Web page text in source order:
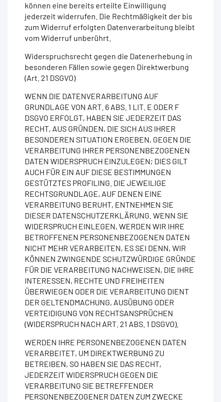
können eine bereits erteilte Einwilligung
jederzeit widerrufen. Die Rechtmäßigkeit der bis
zum Widerruf erfolgten Datenverarbeitung bleibt
vom Widerruf unberührt.
Widerspruchsrecht gegen die Datenerhebung in
besonderen Fällen sowie gegen Direktwerbung
(Art. 21 DSGVO)
WENN DIE DATENVERARBEITUNG AUF
GRUNDLAGE VON ART. 6 ABS. 1 LIT. E ODER F
DSGVO ERFOLGT, HABEN SIE JEDERZEIT DAS
RECHT, AUS GRÜNDEN, DIE SICH AUS IHRER
BESONDEREN SITUATION ERGEBEN, GEGEN DIE
VERARBEITUNG IHRER PERSONENBEZOGENEN
DATEN WIDERSPRUCH EINZULEGEN; DIES GILT
AUCH FÜR EIN AUF DIESE BESTIMMUNGEN
GESTÜTZTES PROFILING. DIE JEWEILIGE
RECHTSGRUNDLAGE, AUF DENEN EINE
VERARBEITUNG BERUHT, ENTNEHMEN SIE
DIESER DATENSCHUTZERKLÄRUNG. WENN SIE
WIDERSPRUCH EINLEGEN, WERDEN WIR IHRE
BETROFFENEN PERSONENBEZOGENEN DATEN
NICHT MEHR VERARBEITEN, ES SEI DENN, WIR
KÖNNEN ZWINGENDE SCHUTZWÜRDIGE GRÜNDE
FÜR DIE VERARBEITUNG NACHWEISEN, DIE IHRE
INTERESSEN, RECHTE UND FREIHEITEN
ÜBERWIEGEN ODER DIE VERARBEITUNG DIENT
DER GELTENDMACHUNG, AUSÜBUNG ODER
VERTEIDIGUNG VON RECHTSANSPRÜCHEN
(WIDERSPRUCH NACH ART. 21 ABS. 1 DSGVO).
WERDEN IHRE PERSONENBEZOGENEN DATEN
VERARBEITET, UM DIREKTWERBUNG ZU
BETREIBEN, SO HABEN SIE DAS RECHT,
JEDERZEIT WIDERSPRUCH GEGEN DIE
VERARBEITUNG SIE BETREFFENDER
PERSONENBEZOGENER DATEN ZUM ZWECKE